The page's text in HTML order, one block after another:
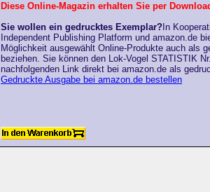
Diese Online-Magazin erhalten Sie per
Sie wollen ein gedrucktes Exemplar? In
Independent Publishing Platform und amazon.de
Möglichkeit ausgewählt Online-Produkte auch als
beziehen. Sie können den Lok-Vogel STATISTIK
nachfolgenden Link direkt bei amazon.de als
Gedruckte Ausgabe bei amazon.de bestellen